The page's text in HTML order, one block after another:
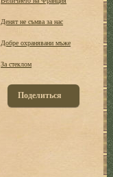
Денят не съмва за нас
Добре охранявани мъже
За стеклом
Поделиться